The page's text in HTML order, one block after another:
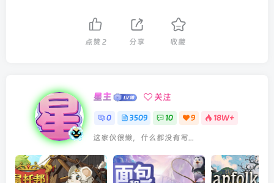
点赞 2 分享 收藏
星主 关注
0 3509 10 9 18W+
这家伙很懒，什么都没有写...